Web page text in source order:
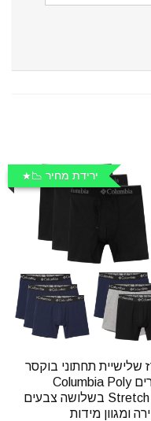
ירידת מחיר 📉
שלישיית תחתוני בוקסר
לגברים Columbia Poly
Stretch 3pk בשלושה צבעים
ומגוון מידות